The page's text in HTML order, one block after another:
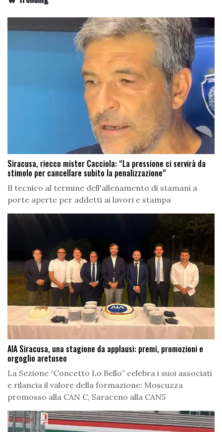
Siracusa, riecco mister Cacciola: “La pressione ci servirà da
stimolo per cancellare subito la penalizzazione”
Il tecnico al termine dell'allenamento di stamani a
porte aperte per addetti ai lavori e stampa
AIA Siracusa, una stagione da applausi: premi, promozioni e
orgoglio aretuseo
La Sezione “Concetto Lo Bello” celebra i suoi associati
e rilancia il valore della formazione: Moscuzza
promosso alla CAN C, Saraceno alla CAN5